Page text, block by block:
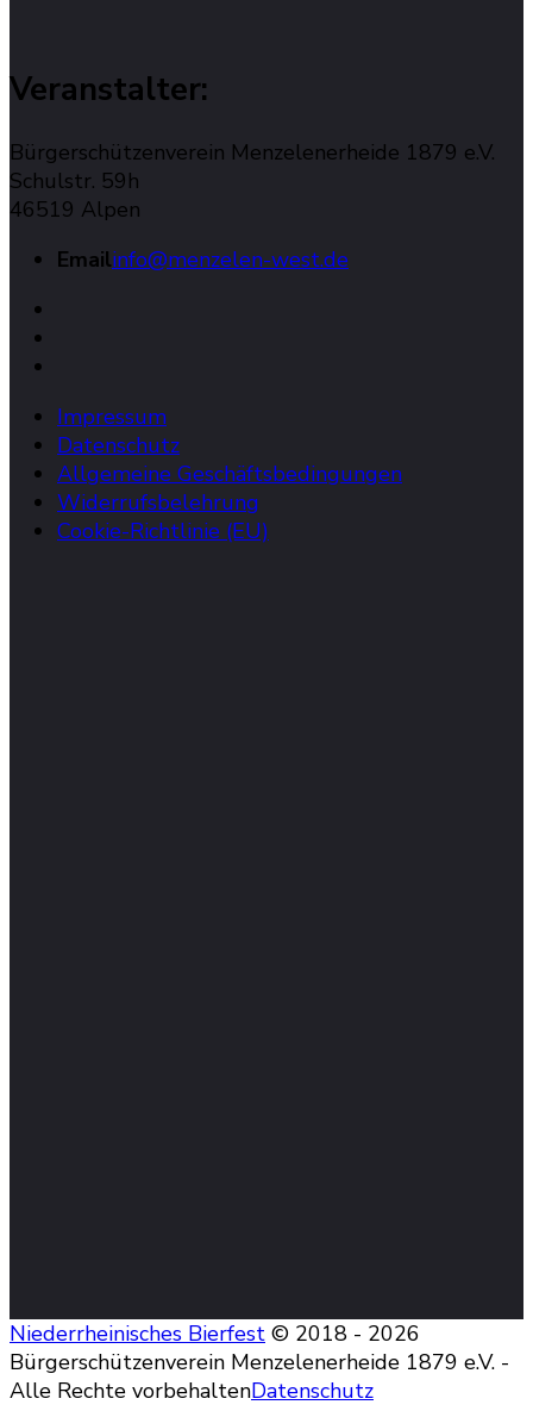
Veranstalter:
Bürgerschützenverein Menzelenerheide 1879 e.V.
Schulstr. 59h
46519 Alpen
Emailinfo@menzelen-west.de
Impressum
Datenschutz
Allgemeine Geschäftsbedingungen
Widerrufsbelehrung
Cookie-Richtlinie (EU)
Niederrheinisches Bierfest © 2018 - 2026
Bürgerschützenverein Menzelenerheide 1879 e.V. -
Alle Rechte vorbehaltenDatenschutz